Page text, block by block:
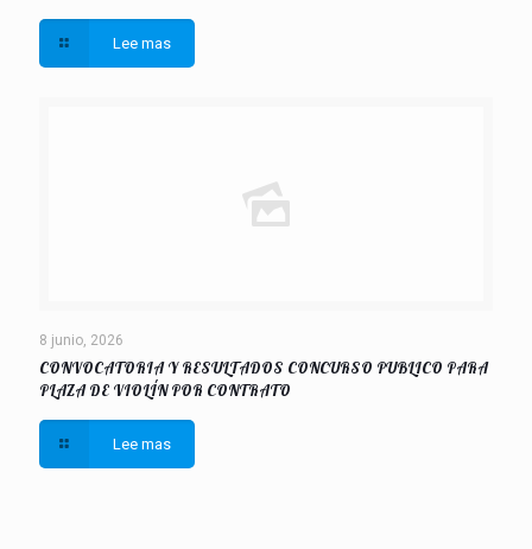
Lee mas
8 junio, 2026
CONVOCATORIA Y RESULTADOS CONCURSO PUBLICO PARA
PLAZA DE VIOLÍN POR CONTRATO
Lee mas